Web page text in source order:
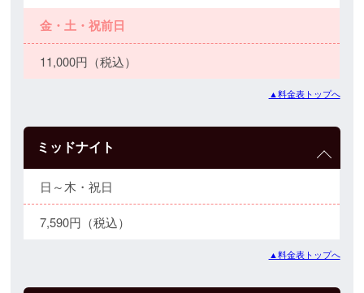
金・土・祝前日
11,000円（税込）
▲料金表トップへ
ミッドナイト
日～木・祝日
7,590円（税込）
▲料金表トップへ